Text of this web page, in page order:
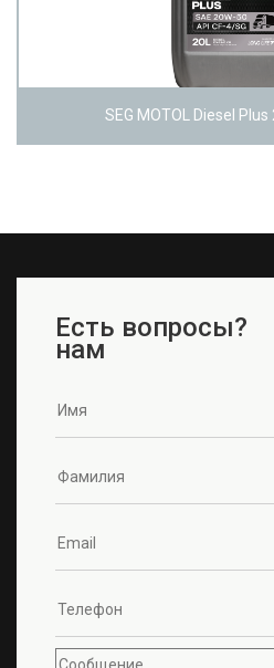
SEG MOTOL Diesel
Есть вопросы?
нам